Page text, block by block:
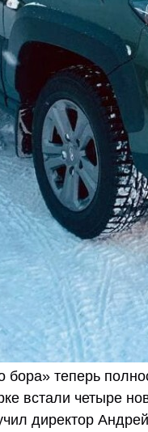
бора» теперь
встали четыре
директор